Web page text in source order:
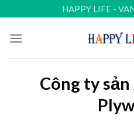
to
content
HAPPY LIFE -
Công ty